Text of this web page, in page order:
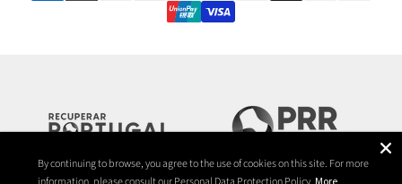
By continuing to browse, you agree to the use of cookies on this site. For more
More